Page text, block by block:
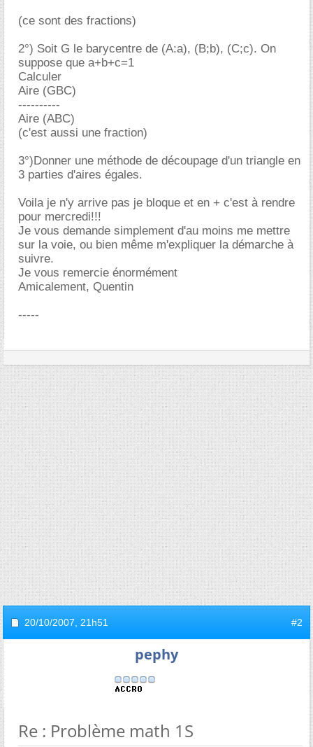
(ce sont des fractions)
2°) Soit G le barycentre de (A:a), (B;b), (C;c). On
suppose que a+b+c=1
Calculer
Aire (GBC)
----------
Aire (ABC)
(c'est aussi une fraction)
3°)Donner une méthode de découpage d'un triangle en
3 parties d'aires égales.
Voila je n'y arrive pas je bloque et en + c'est à rendre
pour mercredi!!!
Je vous demande simplement d'au moins me mettre
sur la voie, ou bien même m'expliquer la démarche à
suivre.
Je vous remercie énormément
Amicalement, Quentin
-----
20/10/2007, 21h51 #2
pephy
Re : Problème math 1S